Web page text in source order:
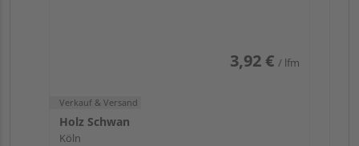
3,92 € / lfm
Verkauf & Versand
Holz Schwan
Köln